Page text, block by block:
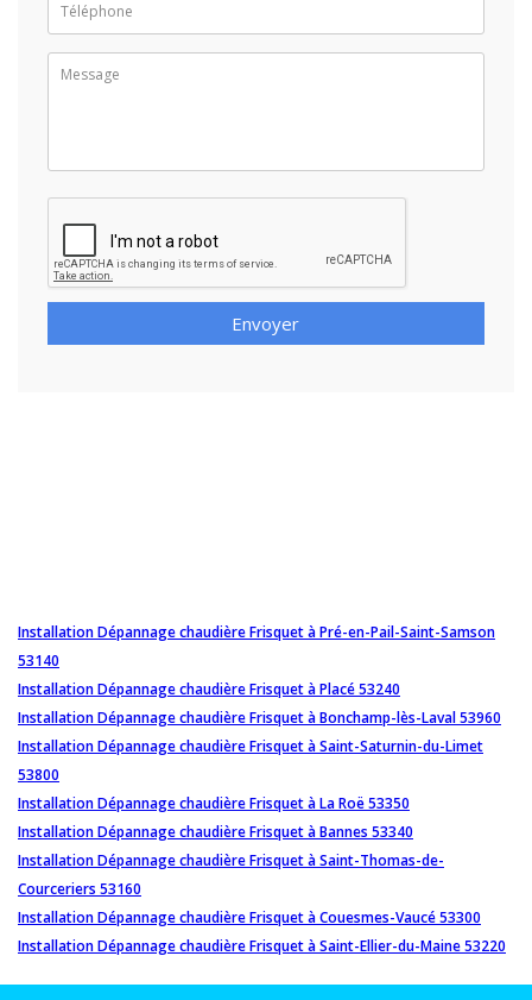
Envoyer
Installation Dépannage chaudière Frisquet à Pré-en-Pail-Saint-Samson
53140
Installation Dépannage chaudière Frisquet à Placé 53240
Installation Dépannage chaudière Frisquet à Bonchamp-lès-Laval 53960
Installation Dépannage chaudière Frisquet à Saint-Saturnin-du-Limet
53800
Installation Dépannage chaudière Frisquet à La Roë 53350
Installation Dépannage chaudière Frisquet à Bannes 53340
Installation Dépannage chaudière Frisquet à Saint-Thomas-de-
Courceriers 53160
Installation Dépannage chaudière Frisquet à Couesmes-Vaucé 53300
Installation Dépannage chaudière Frisquet à Saint-Ellier-du-Maine 53220